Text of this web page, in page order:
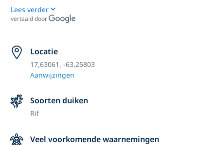
Lees verder
vertaald door
Locatie
17,63061, -63,25803
Aanwijzingen
Soorten duiken
Rif
Veel voorkomende waarnemingen